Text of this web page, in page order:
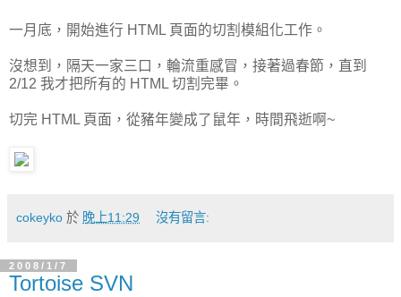
一月底，開始進行 HTML 頁面的切割模組化工作。
沒想到，隔天一家三口，輪流重感冒，接著過春節，直到
2/12 我才把所有的 HTML 切割完畢。
切完 HTML 頁面，從豬年變成了鼠年，時間飛逝啊~
cokeyko 於 晚上11:29 沒有留言:
2008/1/7
Tortoise SVN